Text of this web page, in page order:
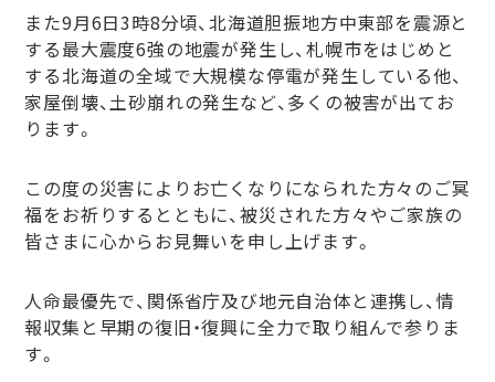
また9月6日3時8分頃、北海道胆振地方中東部を震源と
する最大震度6強の地震が発生し、札幌市をはじめと
する北海道の全域で大規模な停電が発生している他、
家屋倒壊、土砂崩れの発生など、多くの被害が出てお
ります。
この度の災害によりお亡くなりになられた方々のご冥
福をお祈りするとともに、被災された方々やご家族の
皆さまに心からお見舞いを申し上げます。
人命最優先で、関係省庁及び地元自治体と連携し、情
報収集と早期の復旧・復興に全力で取り組んで参りま
す。